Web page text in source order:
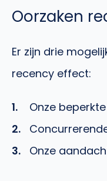
Oorzaken
Er zijn drie
recency effect:
Onze
Onze